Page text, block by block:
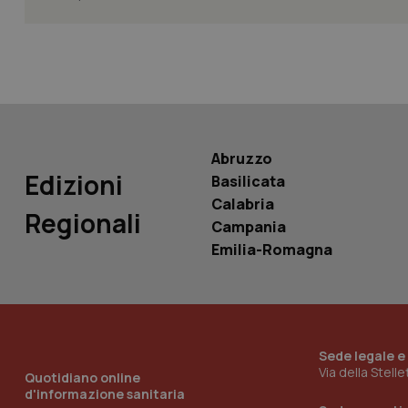
Edizioni
Regionali
Abruzzo
Basilicata
Calabria
Campania
Emilia-Romagna
Quotidiano online
d'informazione sanitaria
Sede legale
Via della
Nome
Nome
__Secure-YNID